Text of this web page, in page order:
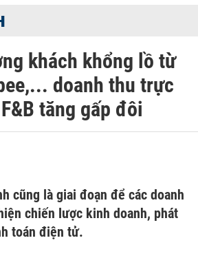
khách khổng lồ từ
doanh thu trực
tăng gấp đôi
cũng là giai đoạn để các doanh
chiến lược kinh doanh, phát
toán điện tử.